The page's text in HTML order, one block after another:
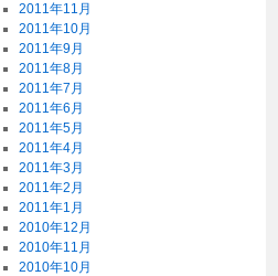
2011年11月
2011年10月
2011年9月
2011年8月
2011年7月
2011年6月
2011年5月
2011年4月
2011年3月
2011年2月
2011年1月
2010年12月
2010年11月
2010年10月